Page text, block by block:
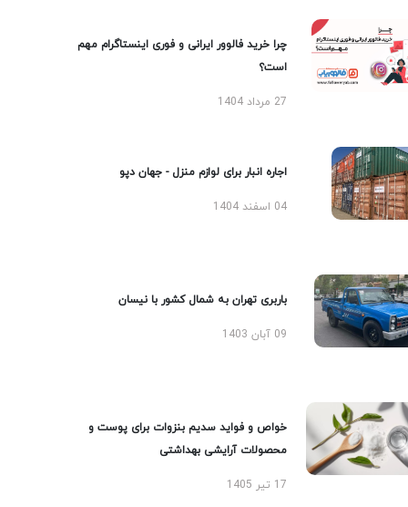
چرا خرید فالوور ایرانی و فوری اینستاگرام مهم
است؟
27 مرداد 1404
اجاره انبار برای لوازم منزل - جهان دپو
04 اسفند 1404
باربری تهران به شمال کشور با نیسان
09 آبان 1403
خواص و فواید سدیم بنزوات برای پوست و
محصولات آرایشی بهداشتی
17 تیر 1405